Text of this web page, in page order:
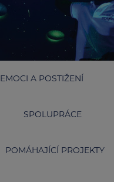
A POSTIŽENÍ
SPOLUPRÁCE
POMÁHAJÍCÍ PROJEKTY